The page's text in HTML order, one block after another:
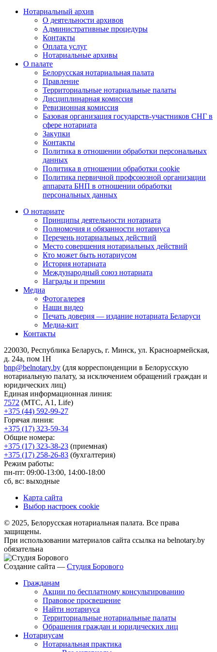
Нотариальный архив
О деятельности архивов
Административные процедуры
Контакты
Оплата услуг
Нотариальные архивы
О палате
Белорусская нотариальная палата
Правление
Территориальные нотариальные палаты
Дисциплинарная комиссия
Ревизионная комиссия
Базовая организация государств-участников СНГ в
сфере нотариата
Закупки
Контакты
Политика в отношении обработки персональных
данных
Политика в отношении обработки cookie
Политика первичной профсоюзной организации
аппарата БНП в отношении обработки
персональных данных
О нотариате
Принципы деятельности нотариата
Полномочия и обязанности нотариуса
Перечень нотариальных действий
Место совершения нотариальных действий
Кто может быть нотариусом
История нотариата
Международный союз нотариата
Награды и премии
Медиа
Фотогалерея
Наши видео
Печать доверия — издание нотариата Беларуси
Медиа-кит
Контакты
220030, Республика Беларусь, г. Минск, ул. Красноармейская,
д. 24а, пом 1Н
bnp@belnotary.by (для корреспонденции в Белорусскую
нотариальную палату, за исключением обращений граждан и
юридических лиц)
Единая информационная линия:
7572 (МТС, A1, Life)
+375 (44) 592-99-27
Горячая линия:
+375 (17) 323-59-34
Общие номера:
+375 (17) 323-38-23 (приемная)
+375 (17) 258-26-83 (бухгалтерия)
Режим работы:
пн-пт: 09:00-13:00, 14:00-18:00
сб, вс: выходные
Карта сайта
Выбор настроек cookie
© 2025, Белорусская нотариальная палата. Все права
защищены.
При использовании материалов сайта ссылка на belnotary.by
обязательна
Создание сайта — Студия Борового
Гражданам
Акции по бесплатному консультированию
Правовое просвещение
Найти нотариуса
Территориальные нотариальные палаты
Обращения граждан и юридических лиц
Нотариусам
Нотариальная практика